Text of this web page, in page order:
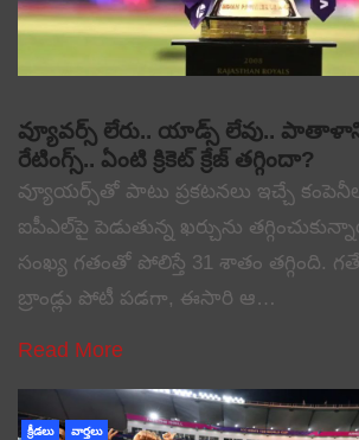
వ్యూవర్స్ లేరు.. యాడ్స్ లేవు..
రేటింగ్స్.. ఏంటి క్రికెట్ క్రేజ్ తగ్గిందా?
వ్యూయర్స్‌తో పాటు ప్రకటనలు ఇచ్చే
ఐపీఎల్‌పై పెడుతున్న ఖర్చును
సంఖ్య గతంతో పోలిస్తే 31 శాతం తగ్గింది.
బ్రాండ్లు పోటీ పడగా, ఈసారి ఆ…
Read More
క్రీడలు వార్తలు